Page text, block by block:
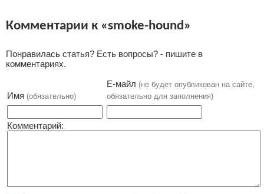
Комментарии к «smoke-hound»
Понравилась статья? Есть вопросы? - пишите в
комментариях.
Имя (обязательно)
Е-майл (не будет опубликован на сайте,
обязательно для заполнения)
Комментарий: